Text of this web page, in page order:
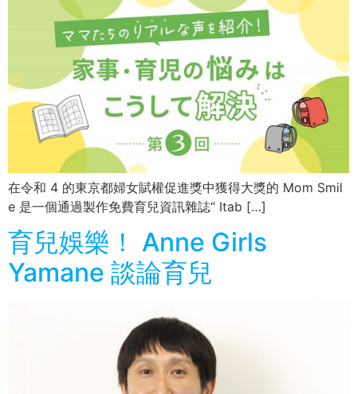
在令和 4 的東京都婦女賦權促進獎中獲得大獎的 Mom Smil
e 是一個通過製作免費育兒資訊雜誌“ Itab […]
育兒娛樂！ Anne Girls
Yamane 談論育兒